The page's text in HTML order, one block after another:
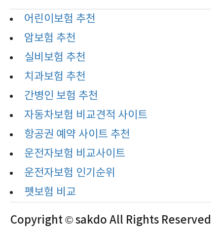
어린이보험 추천
암보험 추천
실비보험 추천
치과보험 추천
간병인 보험 추천
자동차보험 비교견적 사이트
항공권 예약 사이트 추천
운전자보험 비교사이트
운전자보험 인기순위
펫보험 비교
Copyright © sakdo All Rights Reserved